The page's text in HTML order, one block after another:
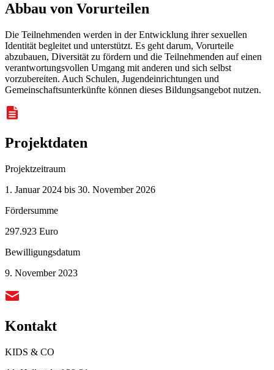
Abbau von Vorurteilen
Die Teilnehmenden werden in der Entwicklung ihrer sexuellen
Identität begleitet und unterstützt. Es geht darum, Vorurteile
abzubauen, Diversität zu fördern und die Teilnehmenden auf einen
verantwortungsvollen Umgang mit anderen und sich selbst
vorzubereiten. Auch Schulen, Jugendeinrichtungen und
Gemeinschaftsunterkünfte können dieses Bildungsangebot nutzen.
Projektdaten
Projektzeitraum
1. Januar 2024 bis 30. November 2026
Fördersumme
297.923 Euro
Bewilligungsdatum
9. November 2023
Kontakt
KIDS & CO